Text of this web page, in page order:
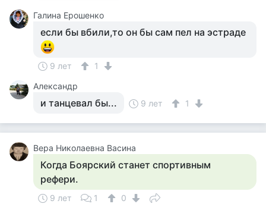
Галина Ерошенко
если бы вбили,то он бы сам пел на эстраде
9 лет
1
Александр
и танцевал бы... 9 лет 1
Вера Николаевна Васина
Когда Боярский станет спортивным
рефери.
9 лет 1
0